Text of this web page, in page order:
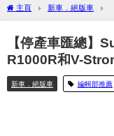
主頁 新車．絕版車
Strom 250已窮途末路得停產！
【停產車匯總】
R1000R和V-
新車．絕版車 編輯部推薦